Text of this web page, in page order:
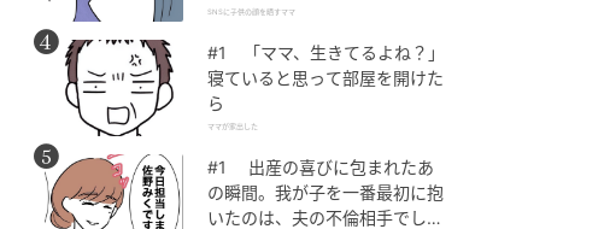
SNSに子供の顔を晒すママ
#1 「ママ、生きてるよね？」
寝ていると思って部屋を開けた
ら
ママが家出した
#1 出産の喜びに包まれたあ
の瞬間。我が子を一番最初に抱
いたのは、夫の不倫相手でし